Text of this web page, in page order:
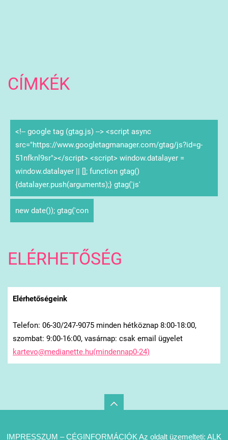
CÍMKÉK
<!-- google tag (gtag.js) --> <script async
src="https://www.googletagmanager.com/gtag/js?id=g-
51nfknl9sr"></script> <script> window.datalayer =
window.datalayer || []; function gtag()
{datalayer.push(arguments);} gtag('js'
new date()); gtag('con
ELÉRHETŐSÉG
Elérhetőségeink
Telefon: 06-30/247-9075 minden hétköznap 8:00-18:00,
szombat: 9:00-16:00, vasárnap: csak email ügyelet
kartevo@medianette.hu(mindennap0-24)
IMPRESSZUM – CÉGINFORMÁCIÓK Az oldalt üzemelteti: ALK